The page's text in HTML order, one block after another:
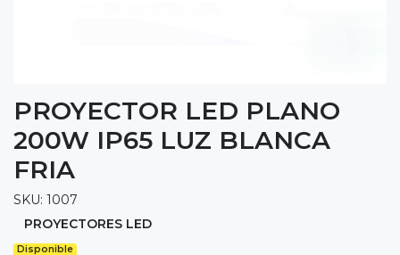
PROYECTOR LED PLANO
200W IP65 LUZ BLANCA
FRIA
SKU: 1007
PROYECTORES LED
Disponible